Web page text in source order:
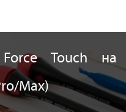
Touch на
Max)